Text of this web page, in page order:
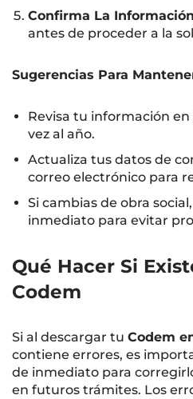
Confirma La Información
antes de proceder a la
Sugerencias Para
Revisa tu información en
vez al año.
Actualiza tus datos de
correo electrónico para
Si cambias de obra
inmediato para evitar
Qué Hacer Si
Codem
Si al descargar tu Codem
contiene errores, es
de inmediato para
en futuros trámites. Los